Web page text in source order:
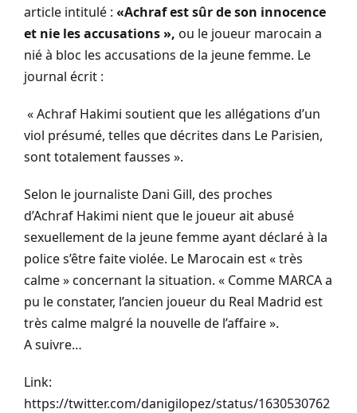
article intitulé : «Achrafest sûr de son innocence
et nie les accusations », ou le joueur marocain a
nié à bloc les accusations de la jeune femme. Le
journal écrit :
« Achraf Hakimi soutient que les allégations d’un
viol présumé, telles que décrites dans Le Parisien,
sont totalement fausses ».
Selon le journaliste Dani Gill, des proches
d’Achraf Hakimi nient que le joueuraitabusé
sexuellement de la jeune femme ayant déclaré à la
police s’être faite violée. Le Marocain est « très
calme » concernant la situation. « Comme MARCAa
pu le constater, l’ancien joueur du Real Madrid est
très calme malgré la nouvelle de l’affaire ».
A suivre…
Link:
https://twitter.com/danigilopez/status/1630530762